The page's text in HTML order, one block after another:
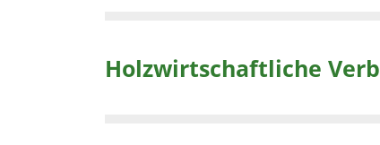
Holzwirtschaftliche